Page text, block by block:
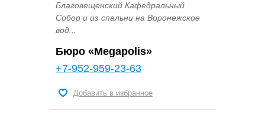
Благовещенский Кафедральный
Собор и из спальни на Воронежское
вод...
Бюро «Megapolis»
+7-952-959-23-63
Добавить в избранное